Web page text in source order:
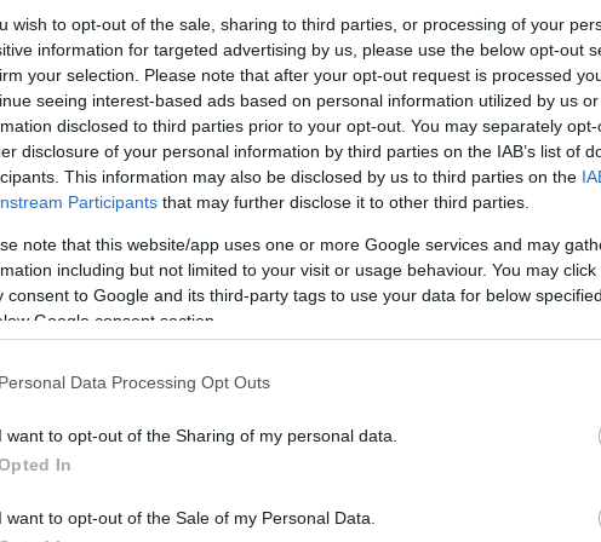
wish to opt-out of the sale, sharing to third parties, or processing of your
information for targeted advertising by us, please use the below opt-out
your selection. Please note that after your opt-out request is processed
seeing interest-based ads based on personal information utilized by us
disclosed to third parties prior to your opt-out. You may separately
disclosure of your personal information by third parties on the IAB’s list of
This information may also be disclosed by us to third parties on the
Participants that may further disclose it to other third parties.
note that this website/app uses one or more Google services and may
including but not limited to your visit or usage behaviour. You may
consent to Google and its third-party tags to use your data for below
Google consent section.
Personal Data Processing Opt Outs
I want to opt-out of the Sharing of my personal data.
In
I want to opt-out of the Sale of my Personal Data.
A POLITIKA, AZ IDEOLÓGIÁK ÉS A PÁRTOK
VÉDELMÉBEN
A magyarországi politikai kultúrát, a közbeszédet és a
„civil kezdeményezések” politikai önmeghatározását két
egymással összefüggő súlyos félreértés terheli. Az
egyik „a politika” azonosítása mindazzal a rosszal –...
DEMOKRÁCIA IDEOLÓGIA
PÁRTOK
AVAROSMINDENKIE
2017. 07. 19. TOVÁBB →
NINCS MIT MEGUNNI, NINCS HOVA HAZAMENNI
demokráciát. A miniszterelnök ezt mondta húsvéti
létformájaként”.